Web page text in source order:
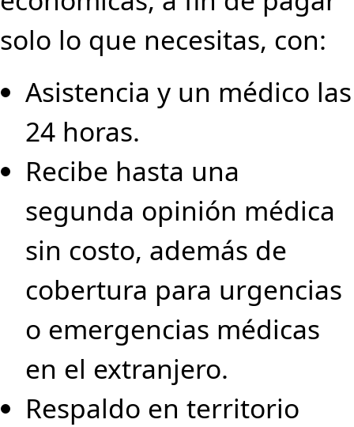
solo lo que necesitas, con:
Asistencia y un médico las
24 horas.
Recibe hasta una
segunda opinión médica
sin costo, además de
cobertura para urgencias
o emergencias médicas
en el extranjero.
Respaldo en territorio